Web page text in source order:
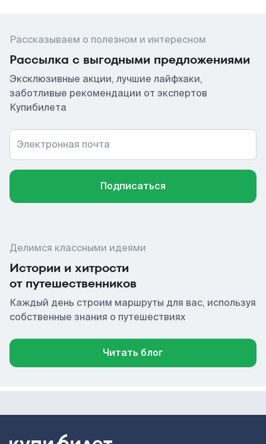
Рассказываем о полезном и интересном
Рассылка с выгодными предложениями
Эксклюзивные акции, лучшие лайфхаки,
заботливые рекомендации от экспертов
Купибилета
Электронная почта
Подписаться
Делимся классными идеями
Истории и хитрости
от путешественников
Каждый день строим маршруты для вас, используя
собственные знания о путешествиях
Читать блог